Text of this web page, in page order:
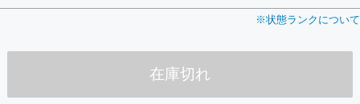
※状態ランクについて
在庫切れ